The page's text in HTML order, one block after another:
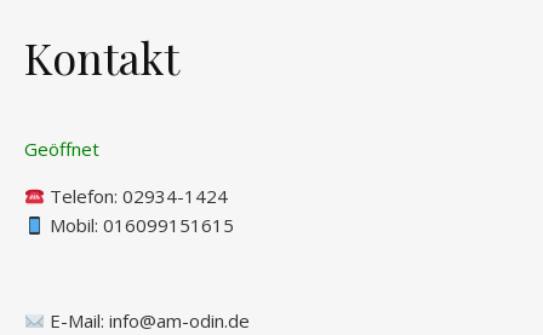
Kontakt
Geöffnet
Telefon:02934-1424
Mobil: 016099151615
E-Mail:info@am-odin.de